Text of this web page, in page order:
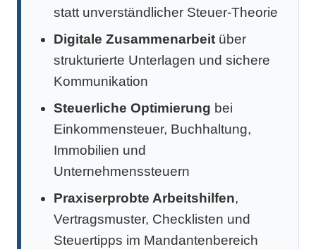
statt unverständlicher Steuer-Theorie
Digitale Zusammenarbeit über
strukturierte Unterlagen und sichere
Kommunikation
Steuerliche Optimierung bei
Einkommensteuer, Buchhaltung,
Immobilien und
Unternehmenssteuern
Praxiserprobte Arbeitshilfen,
Vertragsmuster, Checklisten und
Steuertipps im Mandantenbereich